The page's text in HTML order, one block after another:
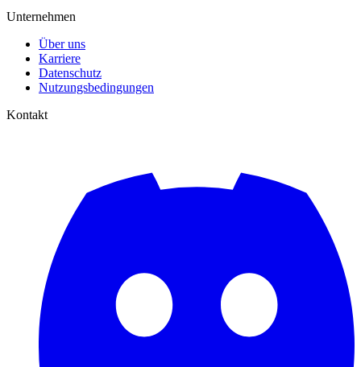
Unternehmen
Über uns
Karriere
Datenschutz
Nutzungsbedingungen
Kontakt